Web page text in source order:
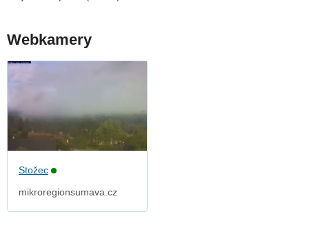
Webkamery
Stožec
mikroregionsumava.cz